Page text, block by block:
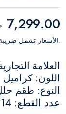
7,299.00
.الأسعار تشمل
العلامة
اللون: كراميل
النوع: طقم
عدد القطع: 14 قطعة